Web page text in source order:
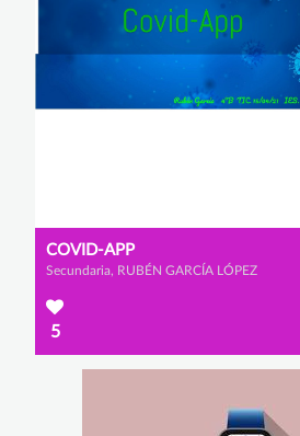
COVID-APP
Secundaria, RUBÉN GARCÍA LÓPEZ
5